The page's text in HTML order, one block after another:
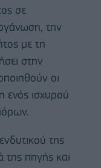
σε
την
με τη
στην
οι
ενός ισχυρού
της
της πηγής και